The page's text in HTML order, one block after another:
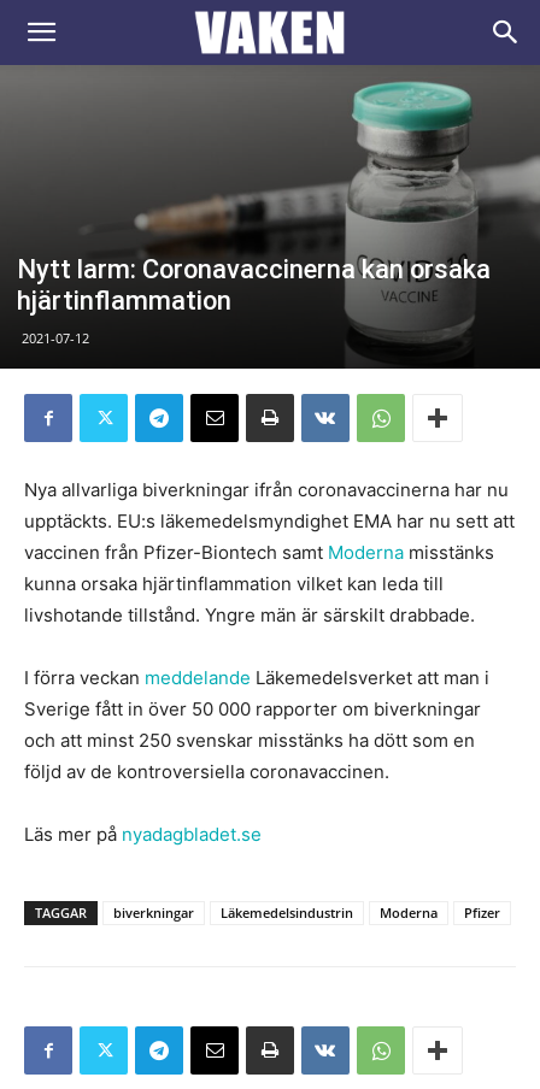
VAKEN.se
Nytt larm: Coronavaccinerna kan orsaka
hjärtinflammation
2021-07-12
Nya allvarliga biverkningar ifrån coronavaccinerna har nu
upptäckts. EU:s läkemedelsmyndighet EMA har nu sett att
vaccinen från Pfizer-Biontech samt Moderna misstänks
kunna orsaka hjärtinflammation vilket kan leda till
livshotande tillstånd. Yngre män är särskilt drabbade.
I förra veckan meddelande Läkemedelsverket att man i
Sverige fått in över 50 000 rapporter om biverkningar
och att minst 250 svenskar misstänks ha dött som en
följd av de kontroversiella coronavaccinen.
Läs mer på nyadagbladet.se
TAGGAR biverkningar Läkemedelsindustrin Moderna Pfizer